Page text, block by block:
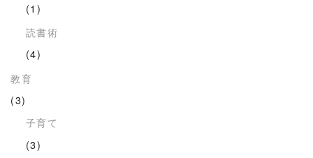
(1)
読書術
(4)
教育
(3)
子育て
(3)